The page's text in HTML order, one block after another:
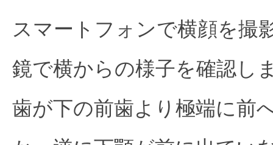
スマートフォンで横顔を撮
鏡で横からの様子を確認し
歯が下の前歯より極端に前